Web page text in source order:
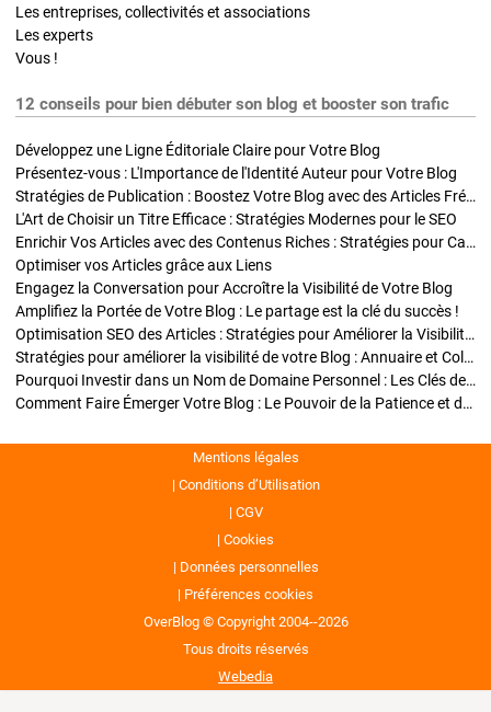
Les entreprises, collectivités et associations
Les experts
Vous !
12 conseils pour bien débuter son blog et booster son trafic
Développez une Ligne Éditoriale Claire pour Votre Blog
Présentez-vous : L'Importance de l'Identité Auteur pour Votre Blog
Stratégies de Publication : Boostez Votre Blog avec des Articles Fréquents et Exclusifs
L'Art de Choisir un Titre Efficace : Stratégies Modernes pour le SEO
Enrichir Vos Articles avec des Contenus Riches : Stratégies pour Captiver et Optimiser
Optimiser vos Articles grâce aux Liens
Engagez la Conversation pour Accroître la Visibilité de Votre Blog
Amplifiez la Portée de Votre Blog : Le partage est la clé du succès !
Optimisation SEO des Articles : Stratégies pour Améliorer la Visibilité de Votre Blog
Stratégies pour améliorer la visibilité de votre Blog : Annuaire et Collaborations
Pourquoi Investir dans un Nom de Domaine Personnel : Les Clés de la Réussite de Votre Blog
Comment Faire Émerger Votre Blog : Le Pouvoir de la Patience et de la Persévérance
Mentions légales
Conditions d’Utilisation
CGV
Cookies
Données personnelles
Préférences cookies
OverBlog © Copyright 2004--2026
Tous droits réservés
Webedia